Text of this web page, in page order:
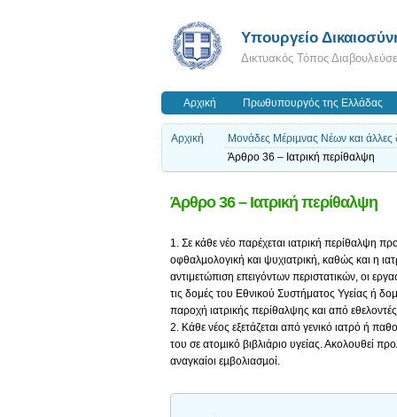
Υπουργείο
Δικτυακός Τόπος
Αρχική Πρωθυπουργός της Ελλάδας
Αρχική
Μονάδες Μέριµνας Νέων και άλλες
Άρθρο 36 – Ιατρική περίθαλψη
Άρθρο 36 – Ιατρική περίθαλψη
1. Σε κάθε νέο παρέχεται ιατρική περίθαλψη
οφθαλµολογική και ψυχιατρική, καθώς και η
αντιμετώπιση επειγόντων περιστατικών, οι
τις δομές του Εθνικού Συστήματος Υγείας ή
παροχή ιατρικής περίθαλψης και από
2. Κάθε νέος εξετάζεται από γενικό ιατρό ή
του σε ατοµικό βιβλιάριο υγείας. Ακολουθεί
αναγκαίοι εµβολιασµοί.